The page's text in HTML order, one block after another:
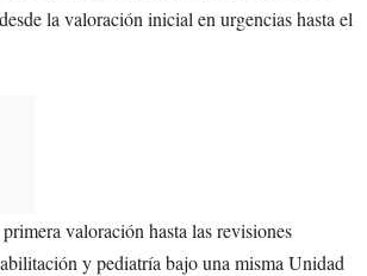
la valoración inicial en urgencias hasta el
valoración hasta las revisiones
y pediatría bajo una misma Unidad